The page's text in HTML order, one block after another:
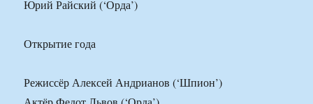
Юрий Райский (‘Орда’)
Открытие года
Режиссёр Алексей Андрианов (‘Шпион’)